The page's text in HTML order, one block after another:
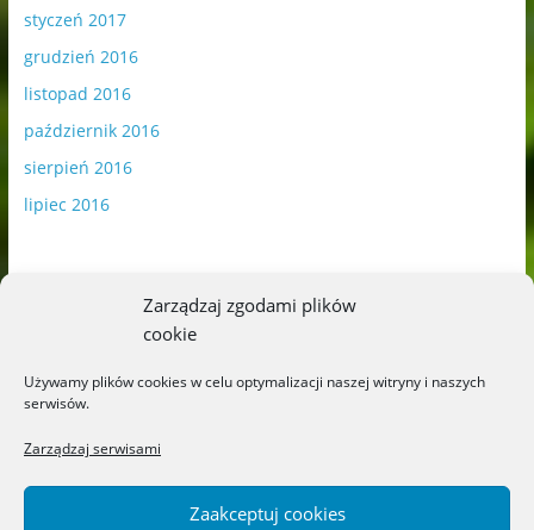
Zarządzaj zgodami plików
cookie
Używamy plików cookies w celu optymalizacji naszej witryny i naszych
serwisów.
Zarządzaj serwisami
Zaakceptuj cookies
styczeń 2017
grudzień 2016
listopad 2016
październik 2016
sierpień 2016
lipiec 2016